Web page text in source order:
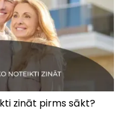
zināt pirms sākt?